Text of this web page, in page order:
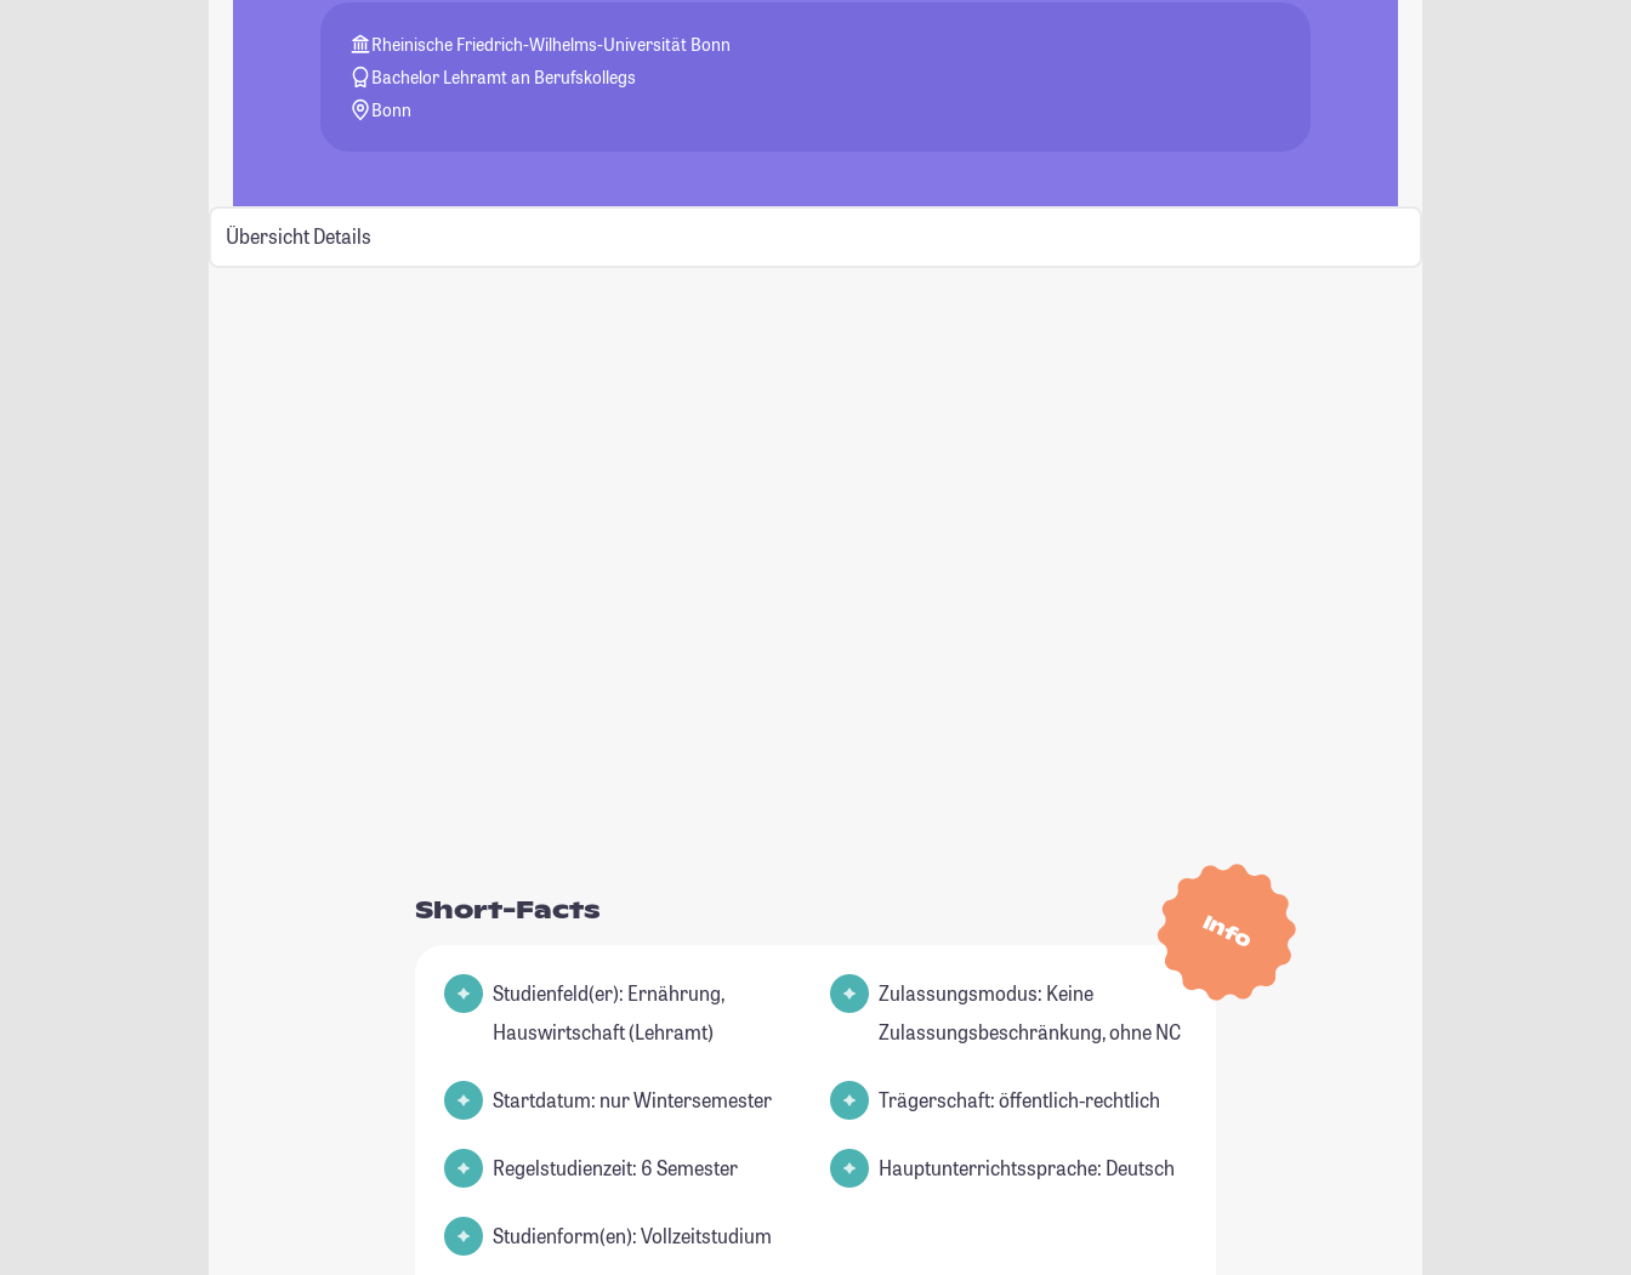
Rheinische Friedrich-Wilhelms-Universität Bonn
Bachelor Lehramt an Berufskollegs
Bonn
Übersicht Details
Info
Short-Facts
Studienfeld(er): Ernährung,
Hauswirtschaft (Lehramt)
Startdatum: nur Wintersemester
Regelstudienzeit: 6 Semester
Studienform(en): Vollzeitstudium
Zulassungsmodus: Keine
Zulassungsbeschränkung, ohne NC
Trägerschaft: öffentlich-rechtlich
Hauptunterrichtssprache: Deutsch